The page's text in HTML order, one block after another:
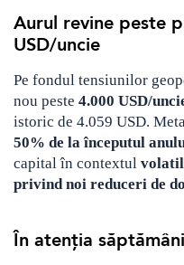
Aurul revine peste
USD/uncie
Pe fondul tensiunilor
nou peste 4.000 USD/
istoric de 4.059 USD.
50% de la începutul
capital în contextul
privind noi reduceri de
În atenția